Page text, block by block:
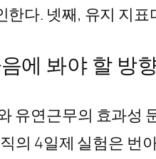
한다. 넷째, 유지 지
에 봐야 할 방
유연근무의 효과성
의 4일제 실험은 번